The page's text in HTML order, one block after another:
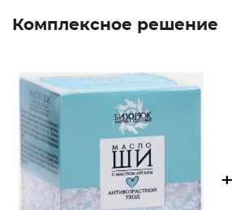
Комплексное решение
+